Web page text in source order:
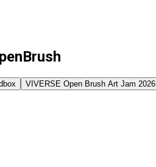
VIVERSE Open Brush Art Jam 2026